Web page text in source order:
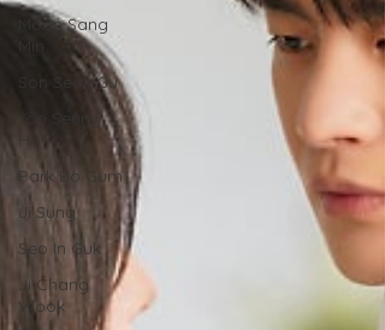
Moon Sang
Min
Son Seok Gu
Yoo Seung
Park Bo Gum
Ji Sung
Seo In Guk
Ji Chang
Wook